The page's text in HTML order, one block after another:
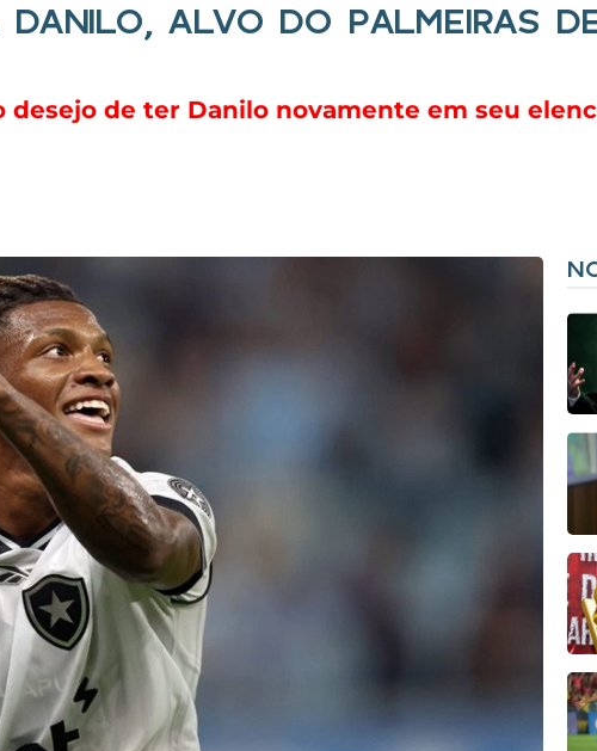
ALVO DO PALMEIRAS
desejo de ter Danilo novamente em seu